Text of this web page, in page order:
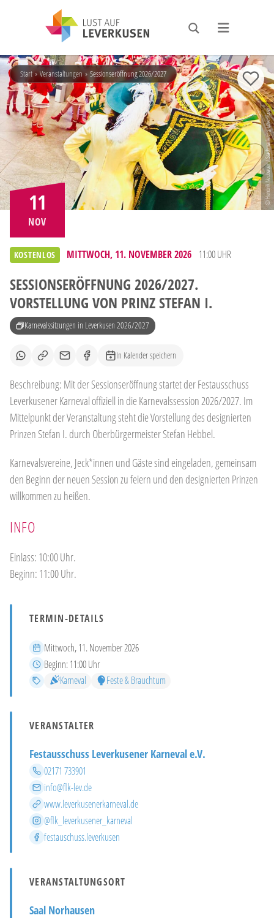
Start › Veranstaltungen › Sessionseröffnung 2026/2027
© Hendrik Neubauer / Stadtmarketing Leverkusen
ZUR
11
NOV
KOSTENLOS MITTWOCH, 11. NOVEMBER 2026 11:00 UHR
SESSIONSERÖFFNUNG 2026/2027.
VORSTELLUNG VON PRINZ STEFAN I.
Karnevalssitzungen in Leverkusen 2026/2027
In Kalender speichern
Beschreibung: Mit der Sessionseröffnung startet der Festausschuss
Leverkusener Karneval offiziell in die Karnevalssession 2026/2027. Im
Mittelpunkt der Veranstaltung steht die Vorstellung des designierten
Prinzen Stefan I. durch Oberbürgermeister Stefan Hebbel.
Karnevalsvereine, Jeck*innen und Gäste sind eingeladen, gemeinsam
den Beginn der neuen Session zu feiern und den designierten Prinzen
willkommen zu heißen.
INFO
Einlass: 10:00 Uhr.
Beginn: 11:00 Uhr.
TERMIN-DETAILS
Datum
Mittwoch, 11. November 2026
Beginn
Beginn:11:00 Uhr
Kategorien
Karneval Feste & Brauchtum
VERANSTALTER
Festausschuss Leverkusener Karneval e.V.
Telefon
02171 733901
E-Mail
info@flk-lev.de
Website
www.leverkusenerkarneval.de
Instagram
@flk_leverkusener_karneval
Facebook
festauschuss.leverkusen
VERANSTALTUNGSORT
Saal Norhausen